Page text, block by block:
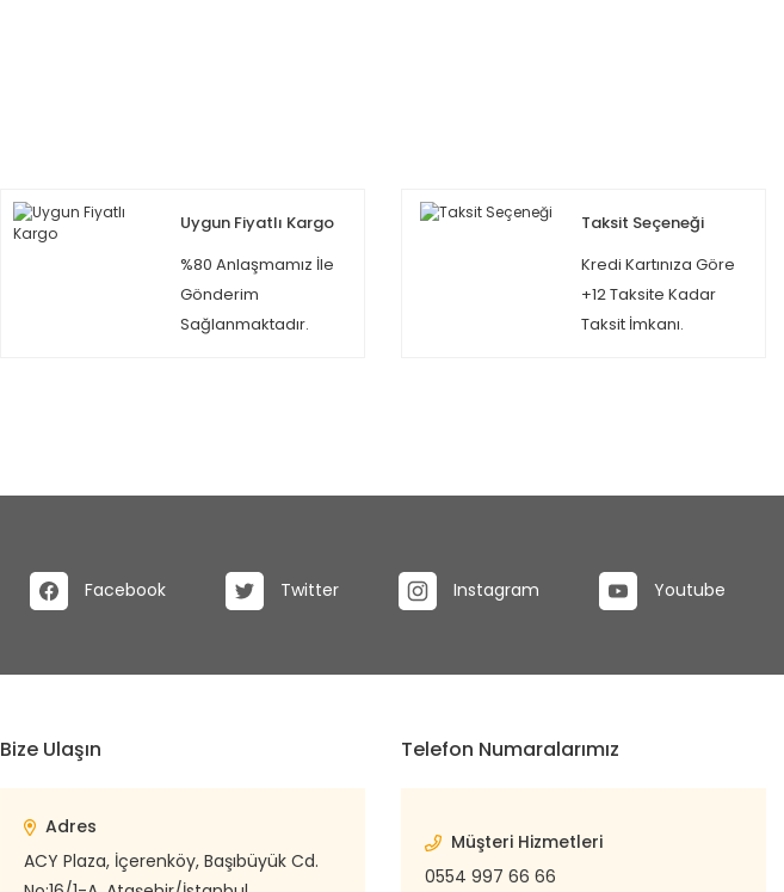
Uygun Fiyatlı Kargo
%80 Anlaşmamız İle
Gönderim
Sağlanmaktadır.
Taksit Seçeneği
Kredi Kartınıza Göre
+12 Taksite Kadar
Taksit İmkanı.
Facebook Twitter Instagram Youtube
Bize Ulaşın
Adres
ACY Plaza, İçerenköy, Başıbüyük Cd.
Telefon Numaralarımız
Müşteri Hizmetleri
0554 997 66 66